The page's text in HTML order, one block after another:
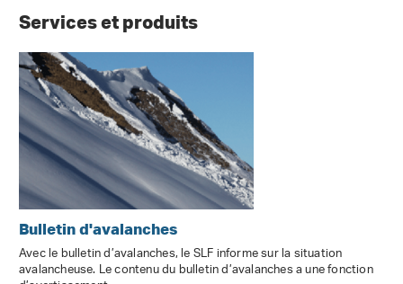
Services et produits
Bulletin d'avalanches
Avec le bulletin d’avalanches, le SLF informe sur la situation
avalancheuse. Le contenu du bulletin d’avalanches a une fonction